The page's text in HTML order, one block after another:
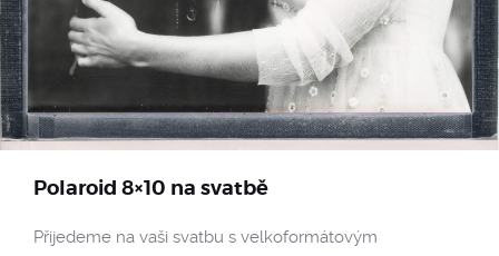
Polaroid 8×10 na svatbě
Přijedeme na vaši svatbu s velkoformátovým